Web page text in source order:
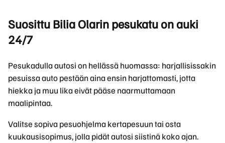
Suosittu Bilia Olarin pesukatu on auki
24/7
Pesukadulla autosi on hellässä huomassa: harjallisissakin
pesuissa auto pestään aina ensin harjattomasti, jotta
hiekka ja muu lika eivät pääse naarmuttamaan
maalipintaa.
Valitse sopiva pesuohjelma kertapesuun tai osta
kuukausisopimus, jolla pidät autosi siistinä koko ajan.